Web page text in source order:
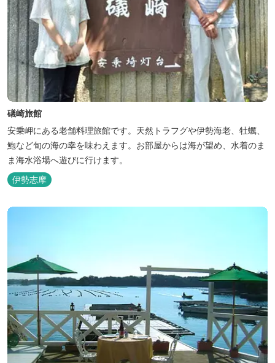
礒崎旅館
安乗岬にある老舗料理旅館です。天然トラフグや伊勢海老、牡蠣、
鮑など旬の海の幸を味わえます。お部屋からは海が望め、水着のま
ま海水浴場へ遊びに行けます。
伊勢志摩